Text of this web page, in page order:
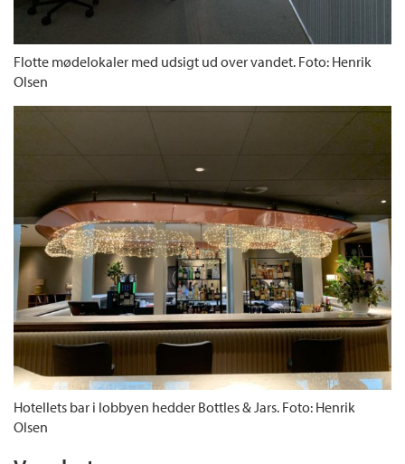
Flotte mødelokaler med udsigt ud over vandet. Foto: Henrik
Olsen
Hotellets bar i lobbyen hedder Bottles & Jars. Foto: Henrik
Olsen